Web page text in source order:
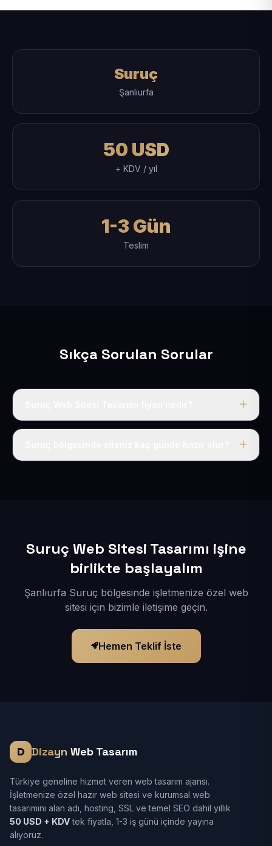
Suruç
Şanlıurfa
50 USD
+ KDV / yıl
1-3 Gün
Teslim
Sıkça Sorulan Sorular
Tek fiyat uygulanır: yıllık 50 USD + KDV. Bu bedele alan
Suruç Web Sitesi Tasarımı işine
birlikte başlayalım
Şanlıurfa Suruç bölgesinde işletmenize özel web
sitesi için bizimle iletişime geçin.
Hemen Teklif İste
Dizayn Web Tasarım
Türkiye geneline hizmet veren web tasarım ajansı.
İşletmenize özel hazır web sitesi ve kurumsal web
tasarımını alan adı, hosting, SSL ve temel SEO dahil yıllık
50 USD + KDVtek fiyatla, 1-3 iş günü içinde yayına
alıyoruz.